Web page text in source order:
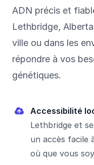
ADN précis et
Lethbridge,
ville ou dans les
répondre à vos
génétiques.
Accessibilité
Lethbridge et
un accès facile
où que vous